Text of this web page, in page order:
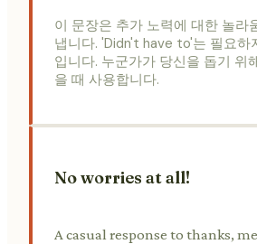
이 문장은 추가 노력에 대한 놀라
냅니다. 'Didn't have to'는 필요하
입니다. 누군가가 당신을 돕기 위
을 때 사용합니다.
No worries at all!
A casual response to thanks,